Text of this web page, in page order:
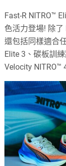
Fast-R NITRO™
色活力登場! 除了
還包括同樣適合
Elite 3、碳板訓
Velocity NITRO™